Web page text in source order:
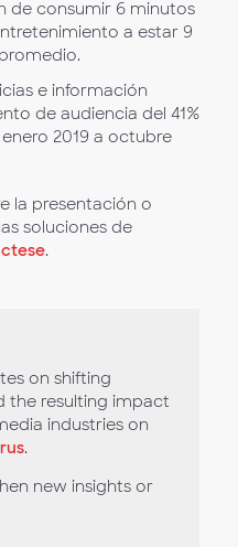
de consumir 6 minutos
a estar 9
e información
de audiencia del 41%
2019 a octubre
la presentación o
soluciones de
.
on shifting
the resulting impact
industries on
.
new insights or